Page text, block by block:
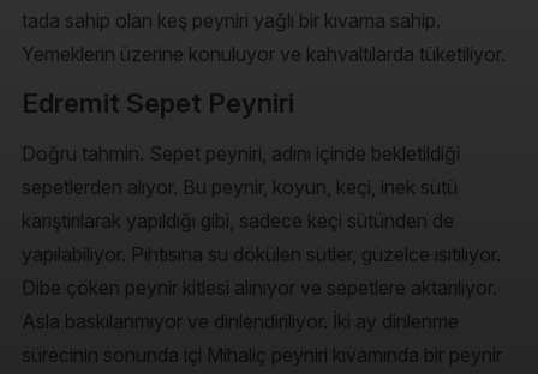
tada sahip olan keş peyniri yağlı bir kıvama sahip.
Yemeklerin üzerine konuluyor ve kahvaltılarda tüketiliyor.
Edremit Sepet Peyniri
Doğru tahmin. Sepet peyniri, adını içinde bekletildiği
sepetlerden alıyor. Bu peynir, koyun, keçi, inek sütü
karıştırılarak yapıldığı gibi, sadece keçi sütünden de
yapılabiliyor. Pıhtısına su dökülen sütler, güzelce ısıtılıyor.
Dibe çöken peynir kitlesi alınıyor ve sepetlere aktarılıyor.
Asla baskılanmıyor ve dinlendiriliyor. İki ay dinlenme
sürecinin sonunda içi Mihaliç peyniri kıvamında bir peynir